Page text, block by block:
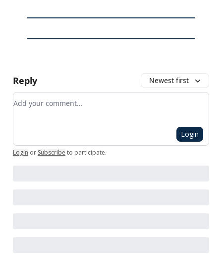
Reply Newest first
Add your comment
Login
Login or Subscribe to participate.